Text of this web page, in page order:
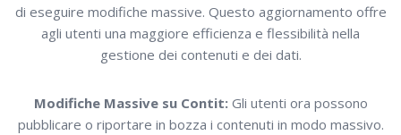
di eseguire modifiche massive. Questo aggiornamento offre
agli utenti una maggiore efficienza e flessibilità nella
gestione dei contenuti e dei dati.
Modifiche Massive su Contit: Gli utenti ora possono
pubblicare o riportare in bozza i contenuti in modo massivo.